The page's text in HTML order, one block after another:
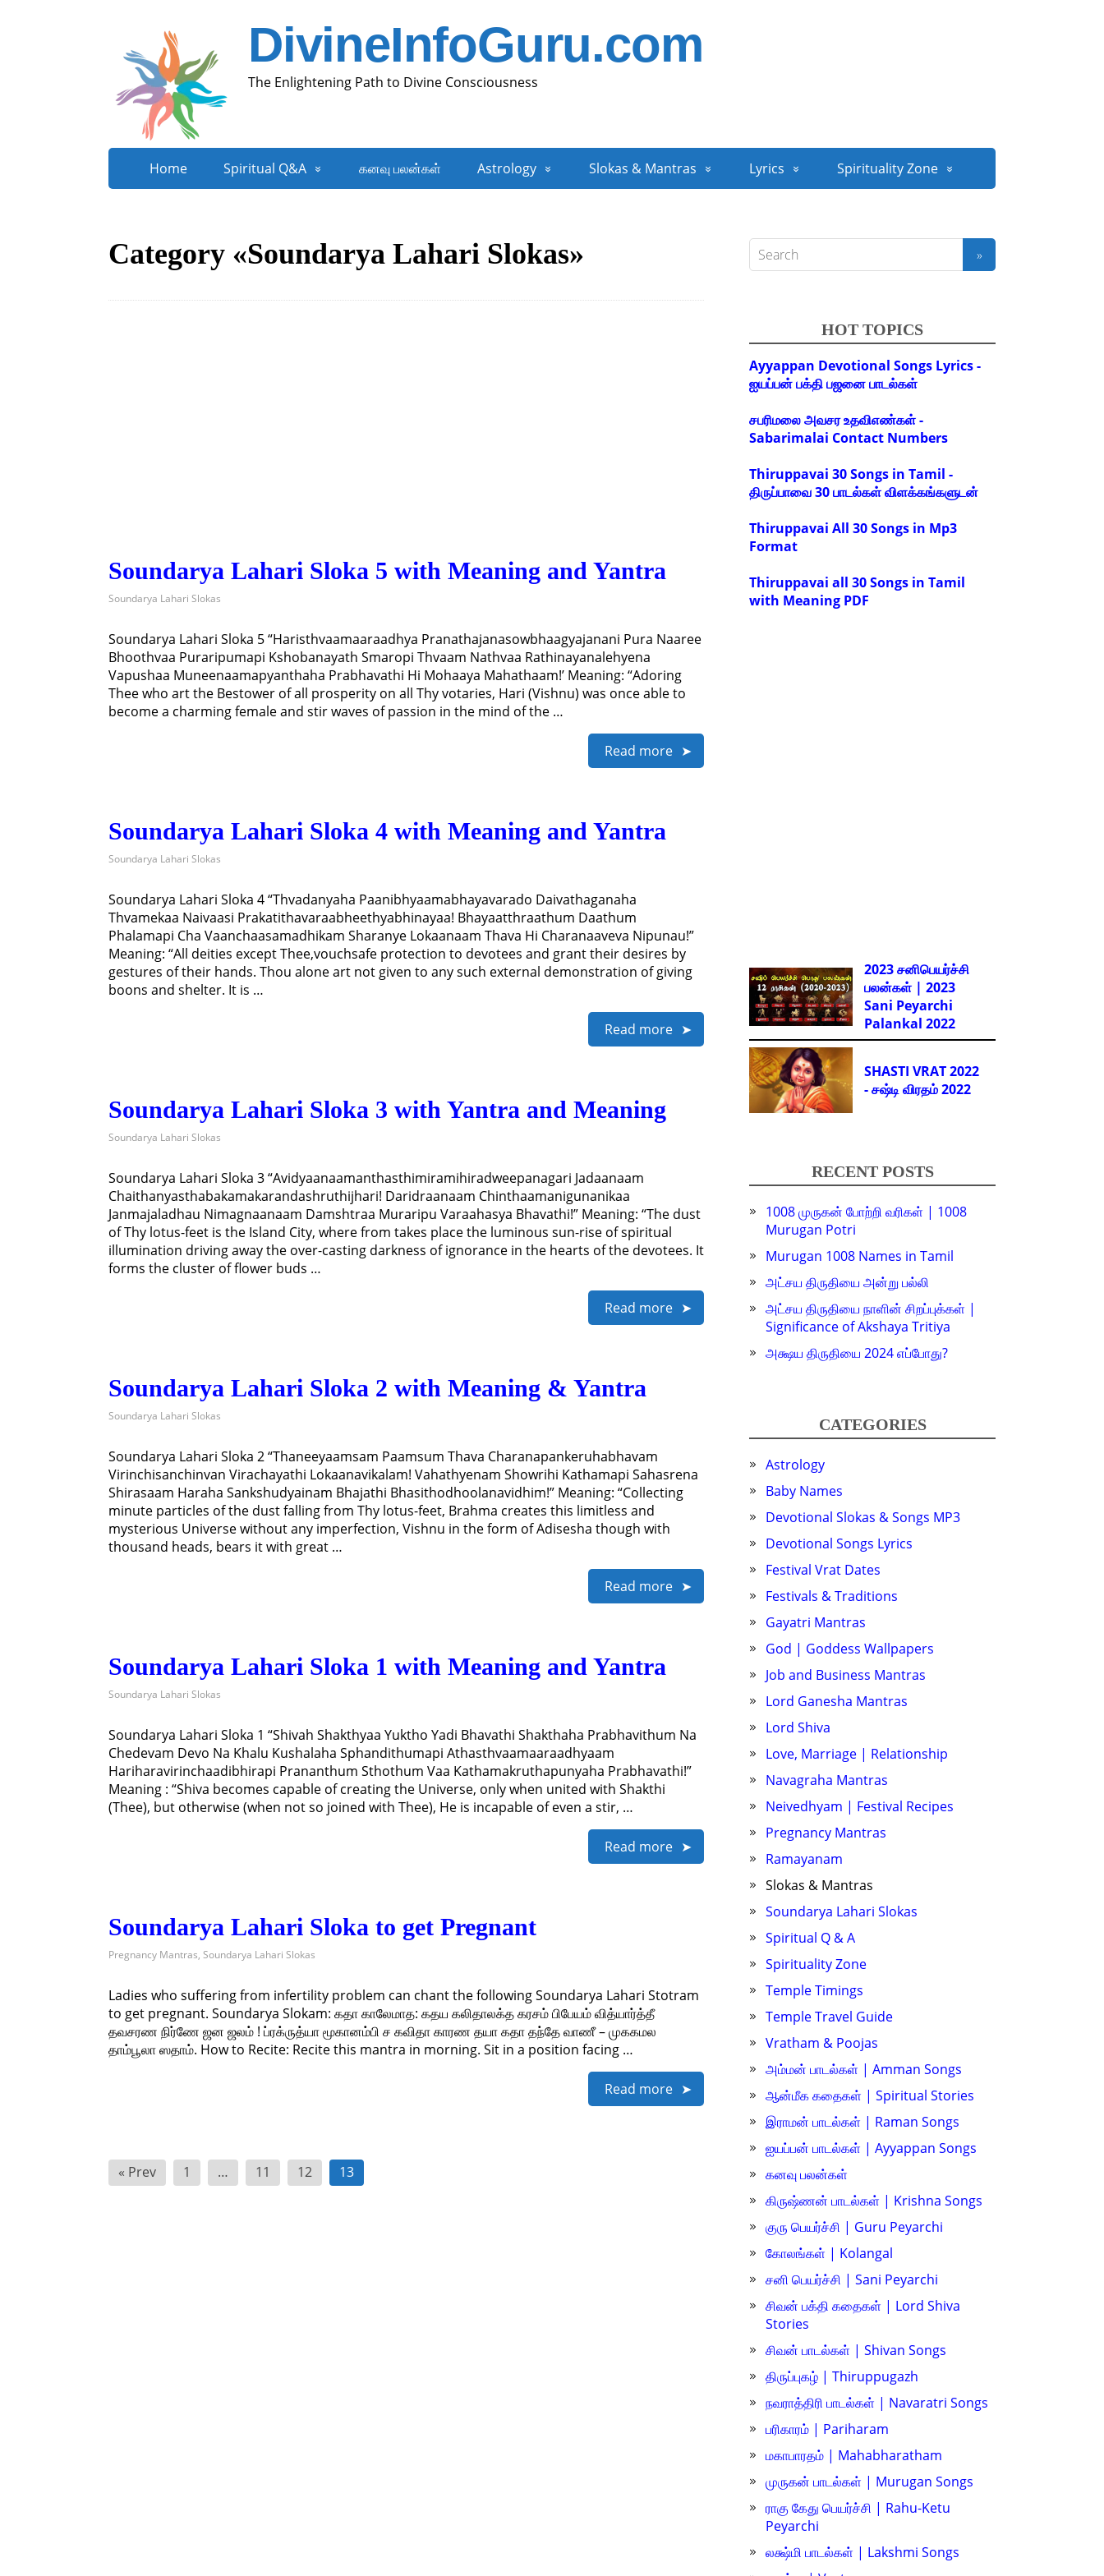
DivineInfoGuru.com
The Enlightening Path to Divine Consciousness
Home Spiritual Q&A கனவு பலன்கள் Astrology Slokas & Mantras Lyrics Spirituality Zone
Category «Soundarya Lahari Slokas»
Soundarya Lahari Sloka 5 with Meaning and Yantra
Soundarya Lahari Slokas
Soundarya Lahari Sloka 5 “Haristhvaamaaraadhya Pranathajanasowbhaagyajanani Pura Naaree
Bhoothvaa Puraripumapi Kshobanayath Smaropi Thvaam Nathvaa Rathinayanalehyena
Vapushaa Muneenaamapyanthaha Prabhavathi Hi Mohaaya Mahathaam!’ Meaning: “Adoring
Thee who art the Bestower of all prosperity on all Thy votaries, Hari (Vishnu) was once able to
become a charming female and stir waves of passion in the mind of the …
Read more
Soundarya Lahari Sloka 4 with Meaning and Yantra
Soundarya Lahari Slokas
Soundarya Lahari Sloka 4 “Thvadanyaha Paanibhyaamabhayavarado Daivathaganaha
Thvamekaa Naivaasi Prakatithavaraabheethyabhinayaa! Bhayaatthraathum Daathum
Phalamapi Cha Vaanchaasamadhikam Sharanye Lokaanaam Thava Hi Charanaaveva Nipunau!”
Meaning: “All deities except Thee,vouchsafe protection to devotees and grant their desires by
gestures of their hands. Thou alone art not given to any such external demonstration of giving
boons and shelter. It is …
Read more
Soundarya Lahari Sloka 3 with Yantra and Meaning
Soundarya Lahari Slokas
Soundarya Lahari Sloka 3 “Avidyaanaamanthasthimiramihiradweepanagari Jadaanaam
Chaithanyasthabakamakarandashruthijhari! Daridraanaam Chinthaamanigunanikaa
Janmajaladhau Nimagnaanaam Damshtraa Muraripu Varaahasya Bhavathi!” Meaning: “The dust
of Thy lotus-feet is the Island City, where from takes place the luminous sun-rise of spiritual
illumination driving away the over-casting darkness of ignorance in the hearts of the devotees. It
forms the cluster of flower buds …
Read more
Soundarya Lahari Sloka 2 with Meaning & Yantra
Soundarya Lahari Slokas
Soundarya Lahari Sloka 2 “Thaneeyaamsam Paamsum Thava Charanapankeruhabhavam
Virinchisanchinvan Virachayathi Lokaanavikalam! Vahathyenam Showrihi Kathamapi Sahasrena
Shirasaam Haraha Sankshudyainam Bhajathi Bhasithodhoolanavidhim!” Meaning: “Collecting
minute particles of the dust falling from Thy lotus-feet, Brahma creates this limitless and
mysterious Universe without any imperfection, Vishnu in the form of Adisesha though with
thousand heads, bears it with great …
Read more
Soundarya Lahari Sloka 1 with Meaning and Yantra
Soundarya Lahari Slokas
Soundarya Lahari Sloka 1 “Shivah Shakthyaa Yuktho Yadi Bhavathi Shakthaha Prabhavithum Na
Chedevam Devo Na Khalu Kushalaha Sphandithumapi Athasthvaamaaraadhyaam
Hariharavirinchaadibhirapi Prananthum Sthothum Vaa Kathamakruthapunyaha Prabhavathi!”
Meaning : “Shiva becomes capable of creating the Universe, only when united with Shakthi
(Thee), but otherwise (when not so joined with Thee), He is incapable of even a stir, …
Read more
Soundarya Lahari Sloka to get Pregnant
Pregnancy Mantras, Soundarya Lahari Slokas
Ladies who suffering from infertility problem can chant the following Soundarya Lahari Stotram
to get pregnant. Soundarya Slokam: கதா காலேமாத: கதய கலிதாலக்த கரசம் பிபேயம் வித்யார்த்தீ
தவசரண நிர்ணே ஜன ஜலம் ! ப்ரக்ருத்யா மூகானம்பி ச கவிதா காரண தயா கதா தந்தே வாணீ – முககமல
தாம்பூலா ஸதாம். How to Recite: Recite this mantra in morning. Sit in a position facing …
Read more
Posts
pagination
« Prev 1 … 11 12 13
HOT TOPICS
Ayyappan Devotional Songs Lyrics -
ஐயப்பன் பக்தி பஜனை பாடல்கள்
சபரிமலை அவசர உதவிஎண்கள் -
Sabarimalai Contact Numbers
Thiruppavai 30 Songs in Tamil -
திருப்பாவை 30 பாடல்கள் விளக்கங்களுடன்
Thiruppavai All 30 Songs in Mp3
Format
Thiruppavai all 30 Songs in Tamil
with Meaning PDF
2023 சனிபெயர்ச்சி
பலன்கள் | 2023
Sani Peyarchi
Palankal 2022
SHASTI VRAT 2022
- சஷ்டி விரதம் 2022
RECENT POSTS
1008 முருகன் போற்றி வரிகள் | 1008
Murugan Potri
Murugan 1008 Names in Tamil
அட்சய திருதியை அன்று பல்லி
அட்சய திருதியை நாளின் சிறப்புக்கள் |
Significance of Akshaya Tritiya
அக்ஷய திருதியை 2024 எப்போது?
CATEGORIES
Astrology
Baby Names
Devotional Slokas & Songs MP3
Devotional Songs Lyrics
Festival Vrat Dates
Festivals & Traditions
Gayatri Mantras
God | Goddess Wallpapers
Job and Business Mantras
Lord Ganesha Mantras
Lord Shiva
Love, Marriage | Relationship
Navagraha Mantras
Neivedhyam | Festival Recipes
Pregnancy Mantras
Ramayanam
Slokas & Mantras
Soundarya Lahari Slokas
Spiritual Q & A
Spirituality Zone
Temple Timings
Temple Travel Guide
Vratham & Poojas
அம்மன் பாடல்கள் | Amman Songs
ஆன்மீக கதைகள் | Spiritual Stories
இராமன் பாடல்கள் | Raman Songs
ஐயப்பன் பாடல்கள் | Ayyappan Songs
கனவு பலன்கள்
கிருஷ்ணன் பாடல்கள் | Krishna Songs
குரு பெயர்ச்சி | Guru Peyarchi
கோலங்கள் | Kolangal
சனி பெயர்ச்சி | Sani Peyarchi
சிவன் பக்தி கதைகள் | Lord Shiva
Stories
சிவன் பாடல்கள் | Shivan Songs
திருப்புகழ் | Thiruppugazh
நவராத்திரி பாடல்கள் | Navaratri Songs
பரிகாரம் | Pariharam
மகாபாரதம் | Mahabharatham
முருகன் பாடல்கள் | Murugan Songs
ராகு கேது பெயர்ச்சி | Rahu-Ketu
Peyarchi
லக்ஷ்மி பாடல்கள் | Lakshmi Songs